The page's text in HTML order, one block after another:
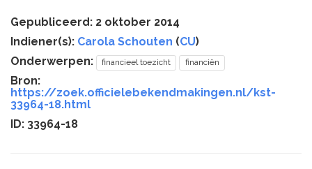
Gepubliceerd: 2 oktober 2014
Indiener(s): Carola Schouten (CU)
Onderwerpen:
financieel toezicht financiën
Bron:
https://zoek.officielebekendmakingen.nl/kst-
33964-18.html
ID: 33964-18